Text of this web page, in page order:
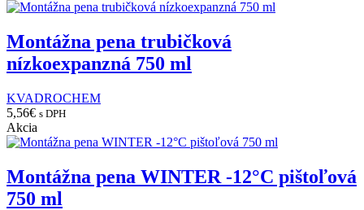
Montážna pena trubičková
nízkoexpanzná 750 ml
KVADROCHEM
5,56€ s DPH
Akcia
Montážna pena WINTER -12°C pištoľová
750 ml